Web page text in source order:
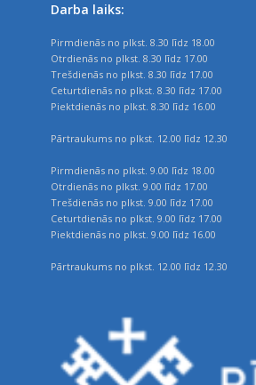
Darba laiks:
Pirmdienās no plkst. 8.30 līdz 18.00
Otrdienās no plkst. 8.30 līdz 17.00
Trešdienās no plkst. 8.30 līdz 17.00
Ceturtdienās no plkst. 8.30 līdz 17.00
Piektdienās no plkst. 8.30 līdz 16.00
Pārtraukums no plkst. 12.00 līdz 12.30
Pirmdienās no plkst. 9.00 līdz 18.00
Otrdienās no plkst. 9.00 līdz 17.00
Trešdienās no plkst. 9.00 līdz 17.00
Ceturtdienās no plkst. 9.00 līdz 17.00
Piektdienās no plkst. 9.00 līdz 16.00
Pārtraukums no plkst. 12.00 līdz 12.30